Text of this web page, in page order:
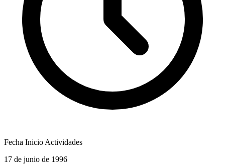
Fecha Inicio Actividades
17 de junio de 1996